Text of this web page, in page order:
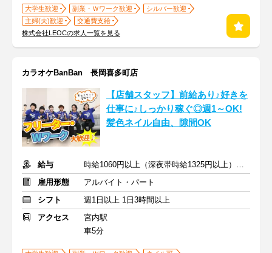
大学生歓迎 副業・Ｗワーク歓迎
シルバー歓迎
主婦(夫)歓迎
交通費支給
株式会社LEOCの求人一覧を見る
カラオケBanBan 長岡喜多町店
【店舗スタッフ】前給あり♪好きを
仕事に♪しっかり稼ぐ◎週1～OK!
髪色ネイル自由、隙間OK
給与
時給1060円以上（深夜帯時給1325円以上） ＋交通費支給
雇用形態
アルバイト・パート
シフト
週1日以上 1日3時間以上
アクセス
宮内駅
車5分